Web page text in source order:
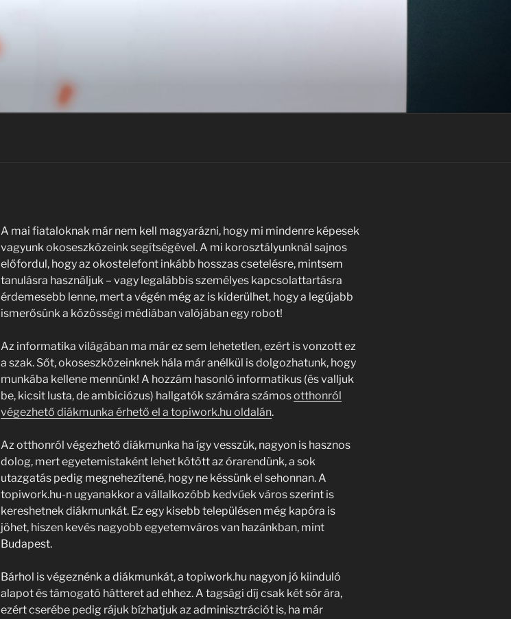
A mai fiataloknak már nem kell magyarázni, hogy mi mindenre képesek
vagyunk okoseszközeink segítségével. A mi korosztályunknál sajnos
előfordul, hogy az okostelefont inkább hosszas csetelésre, mintsem
tanulásra használjuk – vagy legalábbis személyes kapcsolattartásra
érdemesebb lenne, mert a végén még az is kiderülhet, hogy a legújabb
ismerősünk a közösségi médiában valójában egy robot!
Az informatika világában ma már ez sem lehetetlen, ezért is vonzott ez
a szak. Sőt, okoseszközeinknek hála már anélkül is dolgozhatunk, hogy
munkába kellene mennünk! A hozzám hasonló informatikus (és valljuk
be, kicsit lusta, de ambiciózus) hallgatók számára számosotthonról
végezhető diákmunka érhető el a topiwork.hu oldalán.
Az otthonról végezhető diákmunka ha így vesszük, nagyon is hasznos
dolog, mert egyetemistaként lehet kötött az órarendünk, a sok
utazgatás pedig megnehezítené, hogy ne késsünk el sehonnan. A
topiwork.hu-n ugyanakkor a vállalkozóbb kedvűek város szerint is
kereshetnek diákmunkát. Ez egy kisebb településen még kapóra is
jöhet, hiszen kevés nagyobb egyetemváros van hazánkban, mint
Budapest.
Bárhol is végeznénk a diákmunkát, a topiwork.hu nagyon jó kiinduló
alapot és támogató hátteret ad ehhez. A tagsági díj csak két sör ára,
ezért cserébe pedig rájuk bízhatjuk az adminisztrációt is, ha már